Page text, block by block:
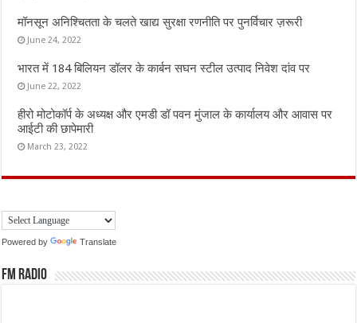
मॉनसून अनिश्चितता के चलते खाद्य सुरक्षा रणनीति पर पुनर्विचार ज़रूरी
June 24, 2022
भारत में 184 बिलियन डॉलर के कार्बन सघन स्टील उत्पाद निवेश दांव पर
June 22, 2022
हीरो मोटोकॉर्प के अध्यक्ष और एमडी डॉ पवन मुंजाल के कार्यालय और आवास पर
आईटी की छापेमारी
March 23, 2022
Powered by Translate
FM Radio